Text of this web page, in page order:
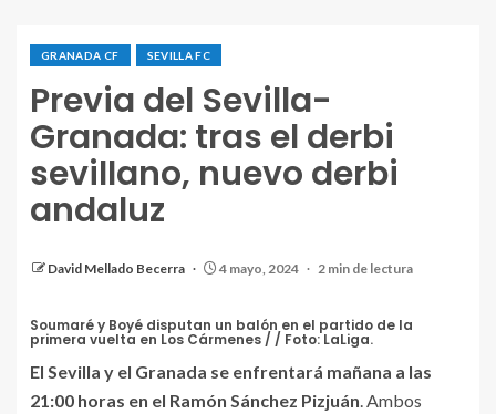
GRANADA CF SEVILLA FC
Previa del Sevilla-
Granada: tras el derbi
sevillano, nuevo derbi
andaluz
David Mellado Becerra 4 mayo, 2024 2 min de lectura
Soumaré y Boyé disputan un balón en el partido de la
primera vuelta en Los Cármenes / / Foto: LaLiga.
El Sevilla y el Granada se enfrentará mañana a las
21:00 horas en el Ramón Sánchez Pizjuán. Ambos